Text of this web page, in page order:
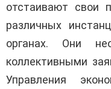
отстаивают свои
различных
органах. Они
коллективными
Управления